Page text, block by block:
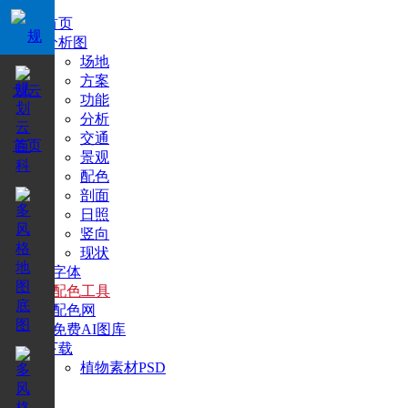
首页
分析图
场地
方案
功能
分析
交通
景观
配色
剖面
日照
竖向
现状
+字体
+配色工具
+配色网
+免费AI图库
下载
植物素材PSD
搜索